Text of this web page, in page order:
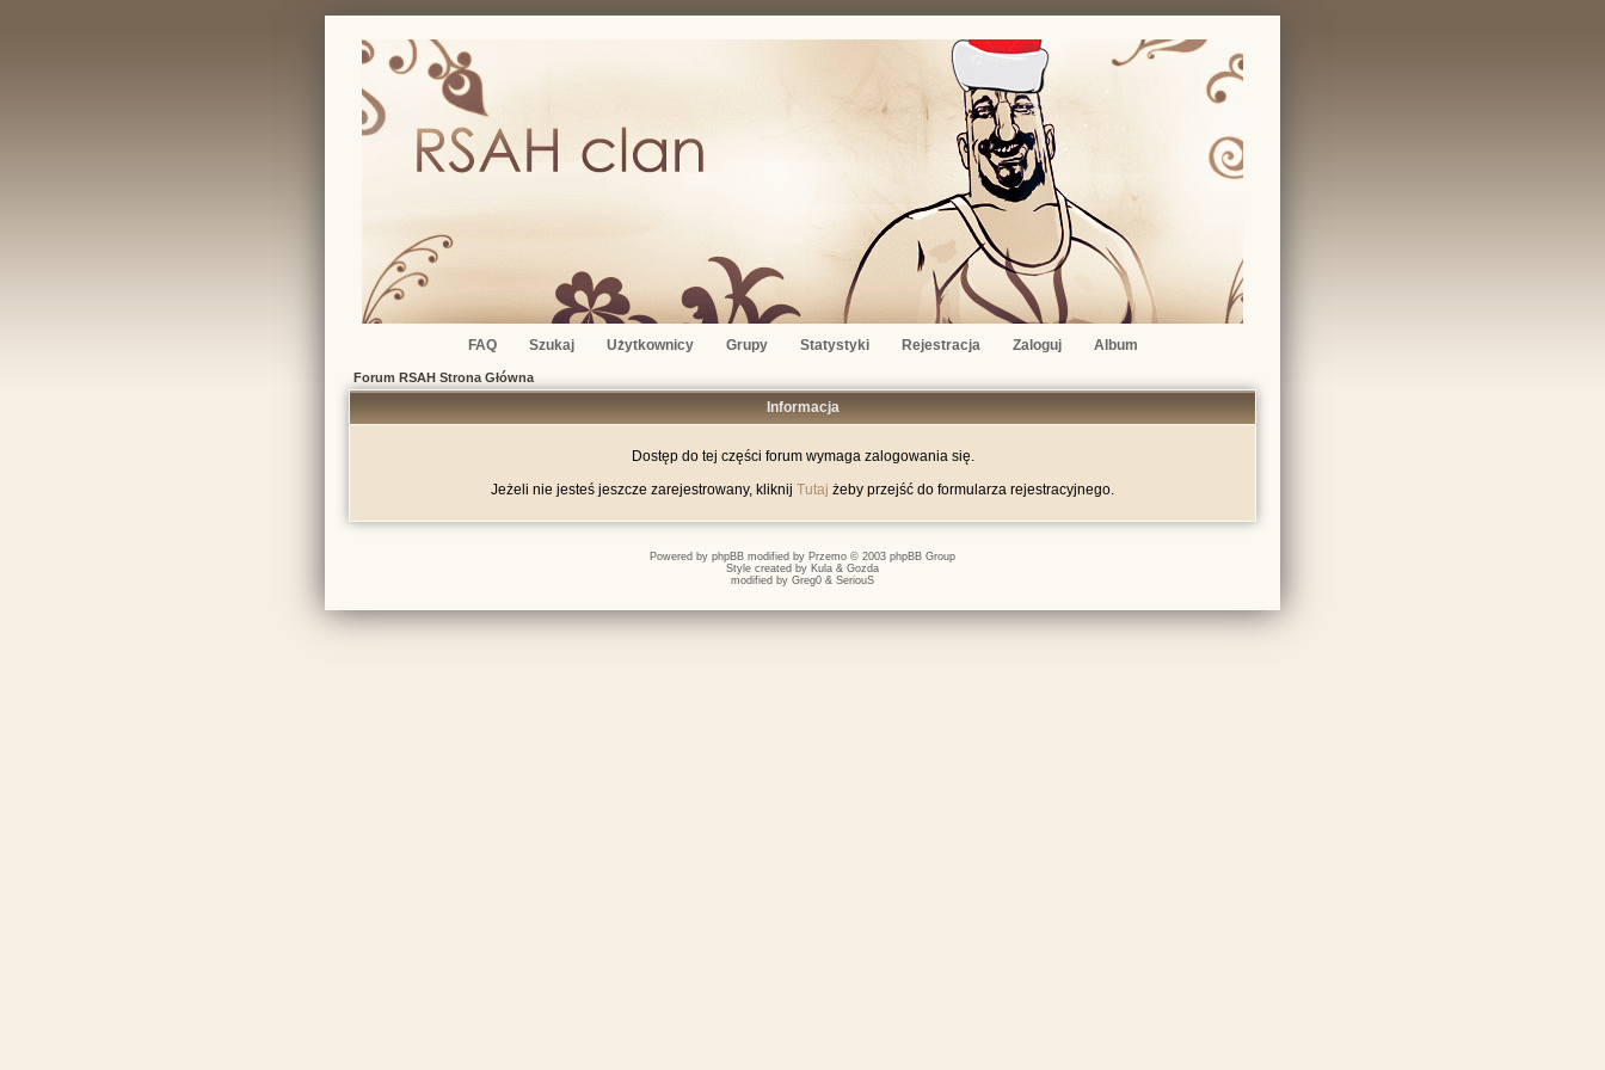
FAQ Szukaj Użytkownicy Grupy Statystyki Rejestracja Zaloguj Album
Forum RSAH Strona Główna
Informacja
Dostęp do tej części forum wymaga zalogowania się.
Jeżeli nie jesteś jeszcze zarejestrowany, kliknij Tutaj żeby przejść do formularza rejestracyjnego.
Powered by phpBB modified by Przemo © 2003 phpBB Group
Style created by Kula & Gozda
modified by Greg0 & SeriouS